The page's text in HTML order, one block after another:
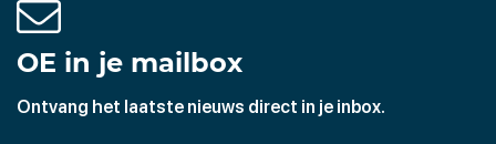
OE in je mailbox
Ontvang het laatste nieuws direct in je inbox.